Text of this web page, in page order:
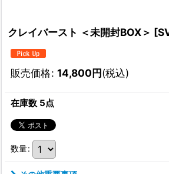
クレイバースト ＜未開封BOX＞
販売価格: 14,800円(税込)
在庫数 5点
数量: